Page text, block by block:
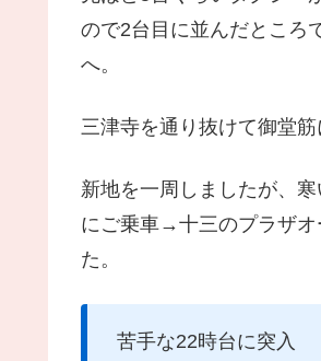
ので2台目に並んだところ
へ。
三津寺を通り抜けて御堂
新地を一周しましたが、
にご乗車→十三のプラザオ
た。
苦手な22時台に突入